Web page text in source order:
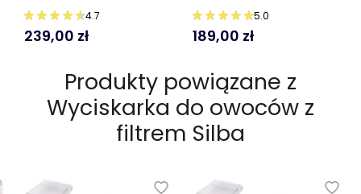
4.7
239,00 zł
5.0
189,00 zł
Produkty powiązane z
Wyciskarka do owoców z
filtrem Silba